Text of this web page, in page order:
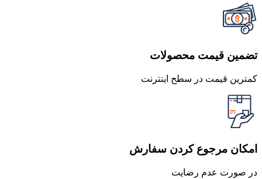
تضمین قیمت محصولات
کمترین قیمت در سطح اینترنت
امکان مرجوع کردن سفارش
در صورت عدم رضایت